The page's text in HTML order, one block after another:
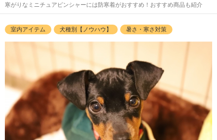
寒がりなミニチュアピンシャーには防寒着がおすすめ！おすすめ商品も紹介
室内アイテム 犬種別【ノウハウ】 暑さ・寒さ対策